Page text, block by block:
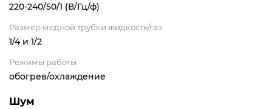
220-240/50/1 (В/Гц/ф)
Размер медной трубки жидкость/газ
1/4 и 1/2
Режимы работы
обогрев/охлаждение
Шум